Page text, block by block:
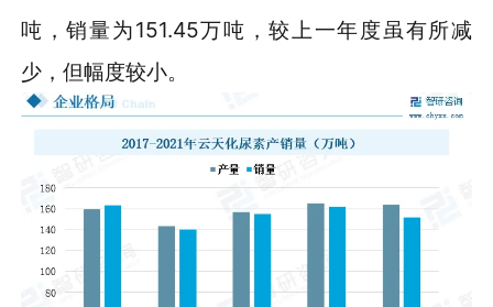
吨，销量为151.45万吨，较上一年度虽有所减
少，但幅度较小。